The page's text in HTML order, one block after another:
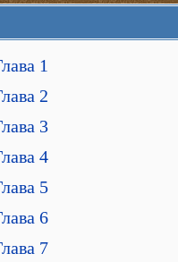
1
2
3
4
5
6
7